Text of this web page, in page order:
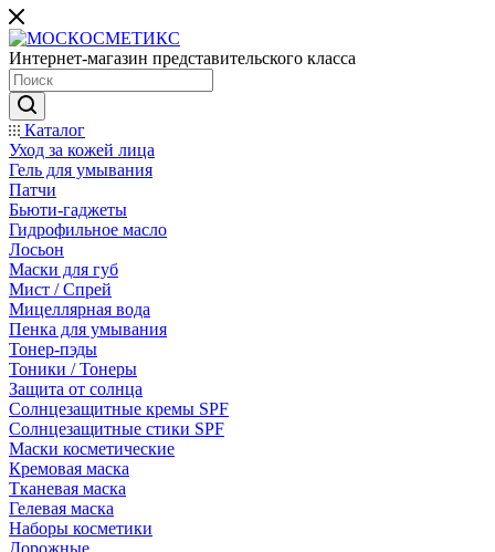
Интернет-магазин представительского класса
Каталог
Уход за кожей лица
Гель для умывания
Патчи
Бьюти-гаджеты
Гидрофильное масло
Лосьон
Маски для губ
Мист / Спрей
Мицеллярная вода
Пенка для умывания
Тонер-пэды
Тоники / Тонеры
Защита от солнца
Солнцезащитные кремы SPF
Солнцезащитные стики SPF
Маски косметические
Кремовая маска
Тканевая маска
Гелевая маска
Наборы косметики
Дорожные